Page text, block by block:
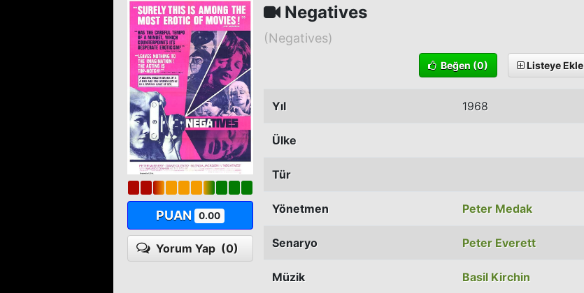
PUAN 0.00
Yorum Yap (0)
Negatives
(Negatives)
Beğen (0) Listeye Ekle
Yıl 1968
Ülke
Tür
Yönetmen Peter Medak
Senaryo Peter Everett
Müzik Basil Kirchin